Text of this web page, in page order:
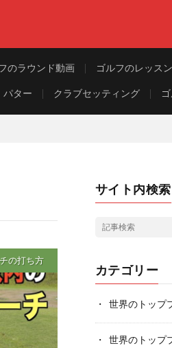
のラウンド動画 ゴルフのレッス
パター クラブセッティング
の打ち方
サイト内検索
カテゴリー
世界のトップ
世界のトップ